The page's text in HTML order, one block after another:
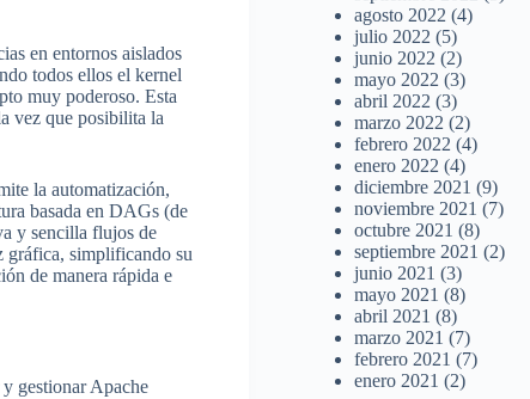
en entornos aislados
todos ellos el kernel
muy poderoso. Esta
vez que posibilita la
la automatización,
basada en DAGs (de
y sencilla flujos de
gráfica, simplificando su
de manera rápida e
gestionar Apache
agosto 2022 (4)
julio 2022 (5)
junio 2022 (2)
mayo 2022 (3)
abril 2022 (3)
marzo 2022 (2)
febrero 2022 (4)
enero 2022 (4)
diciembre 2021 (9)
noviembre 2021 (7)
octubre 2021 (8)
septiembre 2021 (2)
junio 2021 (3)
mayo 2021 (8)
abril 2021 (8)
marzo 2021 (7)
febrero 2021 (7)
enero 2021 (2)